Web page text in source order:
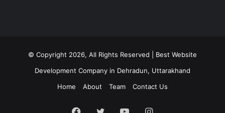
© Copyright 2026, All Rights Reserved | Best Website
Development Company in Dehradun, Uttarakhand
Home
About Team Contact Us